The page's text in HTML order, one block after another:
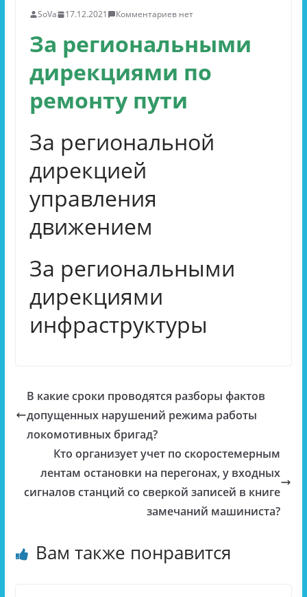
SoVa 17.12.2021 Комментариев нет
За региональными
дирекциями по
ремонту пути
За региональной
дирекцией
управления
движением
За региональными
дирекциями
инфраструктуры
В какие сроки проводятся разборы фактов
допущенных нарушений режима работы
локомотивных бригад?
Кто организует учет по скоростемерным
лентам остановки на перегонах, у входных
сигналов станций со сверкой записей в книге
замечаний машиниста?
Вам также понравится